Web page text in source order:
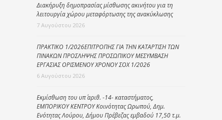
Διακήρυξη δημοπρασίας μίσθωσης ακινήτου για τη
λειτουργία χώρου μεταφόρτωσης της ανακύκλωσης
7 Αυγούστου 2026
ΠΡΑΚΤΙΚΟ 1/2026ΕΠΙΤΡΟΠΗΣ ΓΙΑ ΤΗΝ ΚΑΤΑΡΤΙΣΗ ΤΩΝ
ΠΙΝΑΚΩΝ ΠΡΟΣΛΗΨΗΣ ΠΡΟΣΩΠΙΚΟΥ ΜΕΣΥΜΒΑΣΗ
ΕΡΓΑΣΙΑΣ ΟΡΙΣΜΕΝΟΥ ΧΡΟΝΟΥ ΣΟΧ 1/2026
6 Αυγούστου 2026
Εκμίσθωση του υπ΄ αριθ. -14- καταστήματος,
ΕΜΠΟΡΙΚΟΥ ΚΕΝΤΡΟΥ Κοινότητας Ωρωπού, Δημ.
Ενότητας Λούρου, Δήμου Πρέβεζας εμβαδού 17,50 τ.μ.